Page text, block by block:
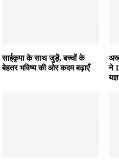
साईकृपा के साथ जुड़ें, बच्चों के
बेहतर भविष्य की ओर कदम बढ़ाएँ
ने